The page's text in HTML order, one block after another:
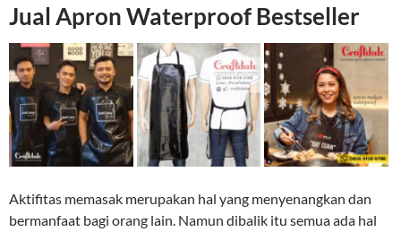
Jual Apron Waterproof Bestseller
Aktifitas memasak merupakan hal yang menyenangkan dan
bermanfaat bagi orang lain. Namun dibalik itu semua ada hal